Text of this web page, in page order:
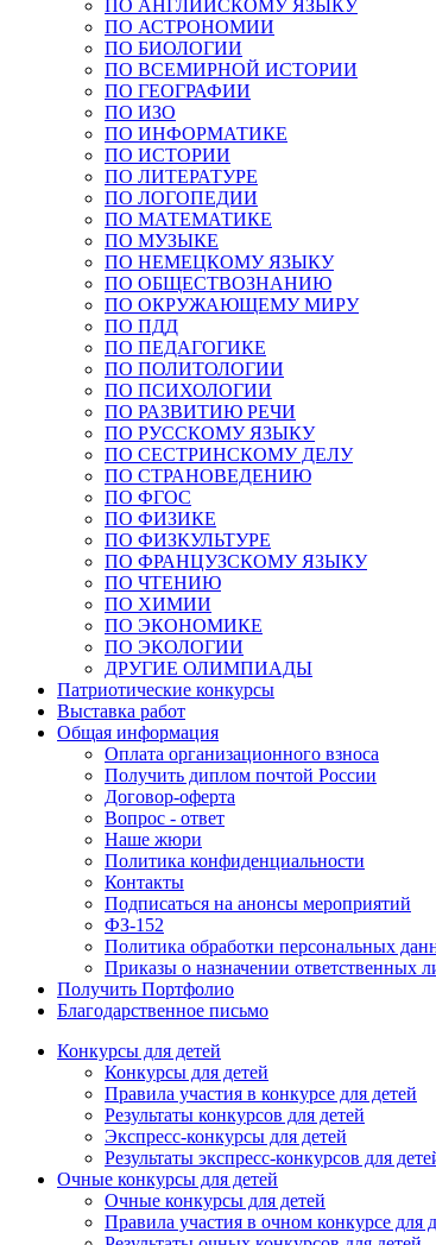
ПО АНГЛИЙСКОМУ ЯЗЫКУ
ПО АСТРОНОМИИ
ПО БИОЛОГИИ
ПО ВСЕМИРНОЙ ИСТОРИИ
ПО ГЕОГРАФИИ
ПО ИЗО
ПО ИНФОРМАТИКЕ
ПО ИСТОРИИ
ПО ЛИТЕРАТУРЕ
ПО ЛОГОПЕДИИ
ПО МАТЕМАТИКЕ
ПО МУЗЫКЕ
ПО НЕМЕЦКОМУ ЯЗЫКУ
ПО ОБЩЕСТВОЗНАНИЮ
ПО ОКРУЖАЮЩЕМУ МИРУ
ПО ПДД
ПО ПЕДАГОГИКЕ
ПО ПОЛИТОЛОГИИ
ПО ПСИХОЛОГИИ
ПО РАЗВИТИЮ РЕЧИ
ПО РУССКОМУ ЯЗЫКУ
ПО СЕСТРИНСКОМУ ДЕЛУ
ПО СТРАНОВЕДЕНИЮ
ПО ФГОС
ПО ФИЗИКЕ
ПО ФИЗКУЛЬТУРЕ
ПО ФРАНЦУЗСКОМУ ЯЗЫКУ
ПО ЧТЕНИЮ
ПО ХИМИИ
ПО ЭКОНОМИКЕ
ПО ЭКОЛОГИИ
ДРУГИЕ ОЛИМПИАДЫ
Патриотические конкурсы
Выставка работ
Общая информация
Оплата организационного взноса
Получить диплом почтой России
Договор-оферта
Вопрос - ответ
Наше жюри
Политика конфиденциальности
Контакты
Подписаться на анонсы мероприятий
ФЗ-152
Политика обработки персональных
Приказы о назначении ответственных
Получить Портфолио
Благодарственное письмо
Конкурсы для детей
Конкурсы для детей
Правила участия в конкурсе для детей
Результаты конкурсов для детей
Экспресс-конкурсы для детей
Результаты экспресс-конкурсов для
Очные конкурсы для детей
Очные конкурсы для детей
Правила участия в очном конкурсе для